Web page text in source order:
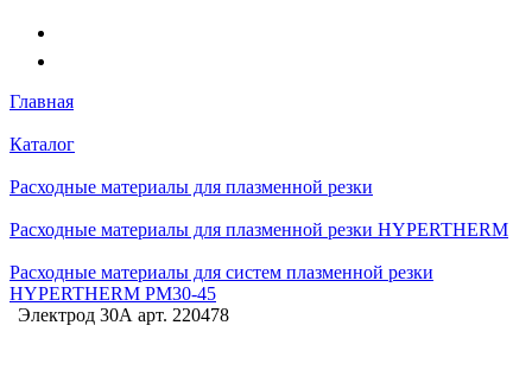
Главная
Каталог
Расходные материалы для плазменной резки
Расходные материалы для плазменной резки HYPERTHERM
Расходные материалы для систем плазменной резки
HYPERTHERM PM30-45
Электрод 30А арт. 220478